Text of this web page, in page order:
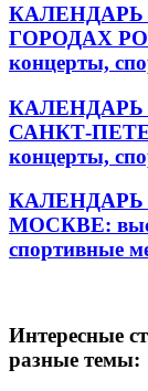
ГОРОДАХ
концерты,
САНКТ-
концерты,
МОСКВЕ:
спортивные
Интересные
разные темы: